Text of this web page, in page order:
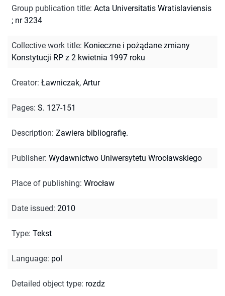
Group publication title: Acta Universitatis Wratislaviensis
; nr 3234
Collective work title: Konieczne i pożądane zmiany
Konstytucji RP z 2 kwietnia 1997 roku
Creator: Ławniczak, Artur
Pages: S. 127-151
Description: Zawiera bibliografię.
Publisher: Wydawnictwo Uniwersytetu Wrocławskiego
Place of publishing: Wrocław
Date issued: 2010
Type: Tekst
Language: pol
Detailed object type: rozdz